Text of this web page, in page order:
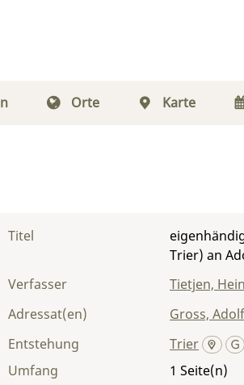
Orte Karte
Titel
Trier) an
Verfasser
Tietjen,
Adressat(en)
Gross,
Entstehung
Trier
Umfang
1